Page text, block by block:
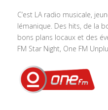
C’est LA radio musicale,
lémanique. Des hits, de la
bons plans locaux et des
FM Star Night, One FM